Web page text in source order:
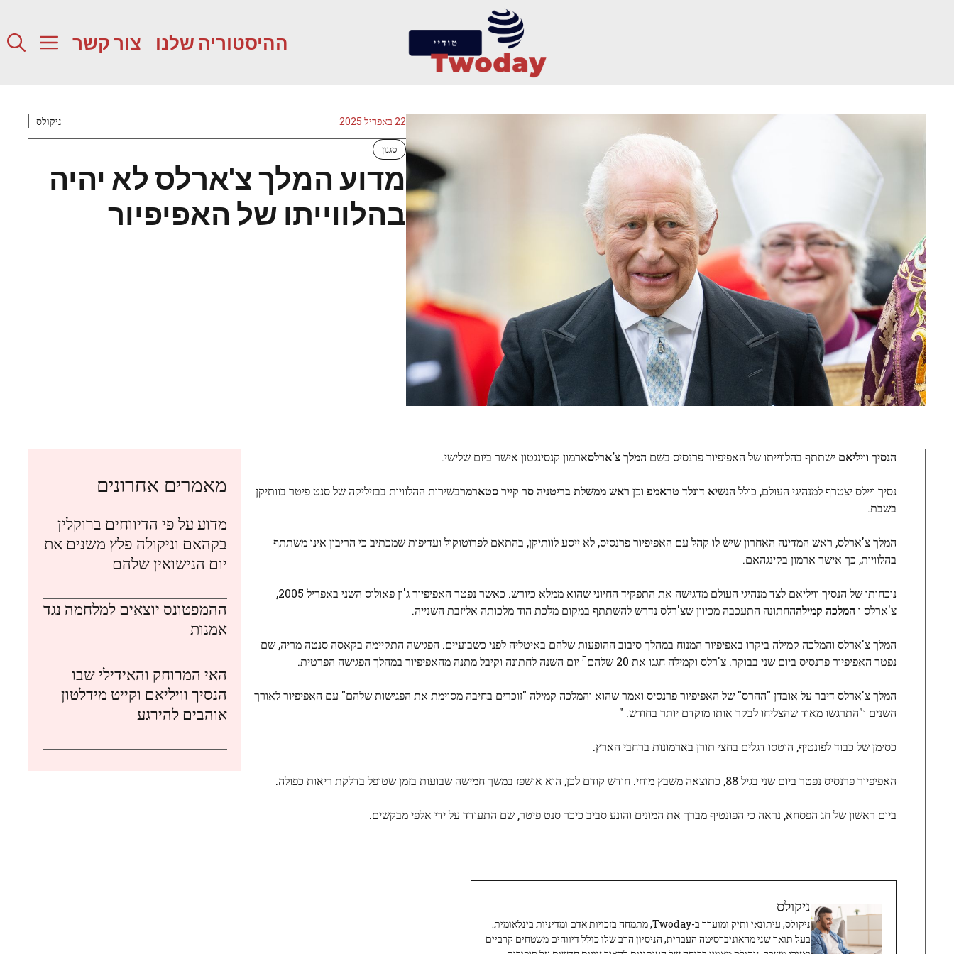
ההיסטוריה שלנו צור קשר
22 באפריל 2025 ניקולס
סגנון
מדוע המלך צ'ארלס לא יהיה
בהלווייתו של האפיפיור
הנסיך וויליאם ישתתף בהלווייתו של האפיפיור פרנסיס בשם המלך צ'ארלסארמון קנסינגטון אישר ביום שלישי.
נסיך ויילס יצטרף למנהיגי העולם, כולל הנשיא דונלד טראמפ וכן ראש ממשלת בריטניה סר קייר סטארמרבשירות ההלוויות בבזיליקה של סנט פיטר בוותיקן
בשבת.
המלך צ'ארלס, ראש המדינה האחרון שיש לו קהל עם האפיפיור פרנסיס, לא ייסע לוותיקן, בהתאם לפרוטוקול ועדיפות שמכתיב כי הריבון אינו משתתף
בהלוויות, כך אישר ארמון בקינגהאם.
נוכחותו של הנסיך וויליאם לצד מנהיגי העולם מדגישה את התפקיד החיוני שהוא ממלא כיורש. כאשר נפטר האפיפיור ג'ון פאולוס השני באפריל 2005,
צ'ארלס ו המלכה קמילההחתונה התעכבה מכיוון שצ'רלס נדרש להשתתף במקום מלכת הוד מלכותה אליזבת השנייה.
המלך צ'ארלס והמלכה קמילה ביקרו באפיפיור המנוח במהלך סיבוב ההופעות שלהם באיטליה לפני כשבועיים. הפגישה התקיימה בקאסה סנטה מריה, שם
נפטר האפיפיור פרנסיס ביום שני בבוקר. צ'רלס וקמילה חגגו את 20 שלהם
ה יום השנה לחתונה וקיבל מתנה מהאפיפיור במהלך הפגישה הפרטית.
המלך צ'ארלס דיבר על אובדן "ההרס" של האפיפיור פרנסיס ואמר שהוא והמלכה קמילה "זוכרים בחיבה מסוימת את הפגישות שלהם" עם האפיפיור לאורך
השנים ו"התרגשו מאוד שהצליחו לבקר אותו מוקדם יותר בחודש. "
כסימן של כבוד לפונטיף, הוטסו דגלים בחצי תורן בארמונות ברחבי הארץ.
האפיפיור פרנסיס נפטר ביום שני בגיל 88, כתוצאה משבץ מוחי. חודש קודם לכן, הוא אושפז במשך חמישה שבועות בזמן שטופל בדלקת ריאות כפולה.
ביום ראשון של חג הפסחא, נראה כי הפונטיף מברך את המונים והונע סביב כיכר סנט פיטר, שם התעודד על ידי אלפי מבקשים.
ניקולס
ניקולס, עיתונאי ותיק ומוערך ב-Twoday, מתמחה בזכויות אדם ומדיניות בינלאומית.
בעל תואר שני מהאוניברסיטה העברית, הניסיון הרב שלו כולל דיווחים משטחים קרביים
מאמרים אחרונים
מדוע על פי הדיווחים ברוקלין
בקהאם וניקולה פלץ משנים את
יום הנישואין שלהם
ההמפטונס יוצאים למלחמה נגד
אמנות
האי המרוחק והאידילי שבו
הנסיך וויליאם וקייט מידלטון
אוהבים להירגע